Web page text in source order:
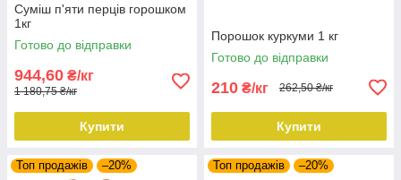
Суміш п'яти перців горошком
1кг
Готово до відправки
944,60 ₴/кг
1 180,75 ₴/кг
Купити
Порошок куркуми 1 кг
Готово до відправки
210 ₴/кг 262,50 ₴/кг
Купити
Топ продажів –20% Топ продажів –20%